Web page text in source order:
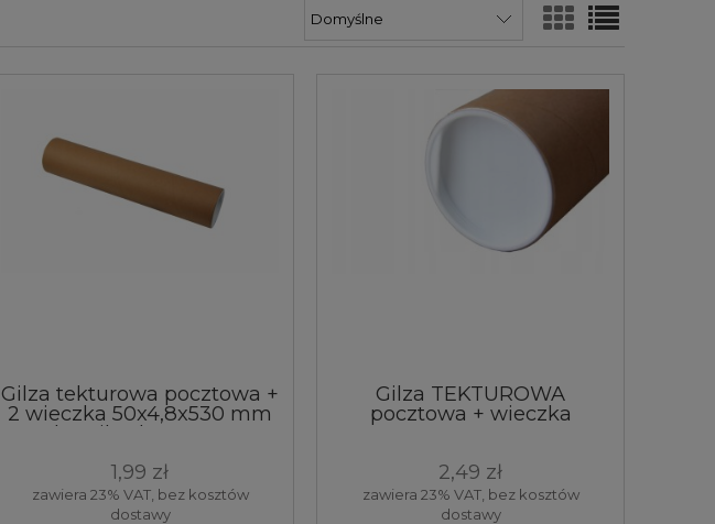
Gilza tekturowa pocztowa +
2 wieczka 50x4,8x530 mm
tuba gilza kartonowa
sztuka
1,99 zł
zawiera 23% VAT, bez kosztów
dostawy
Gilza TEKTUROWA
pocztowa + wieczka
2,49 zł
zawiera 23% VAT, bez kosztów
dostawy